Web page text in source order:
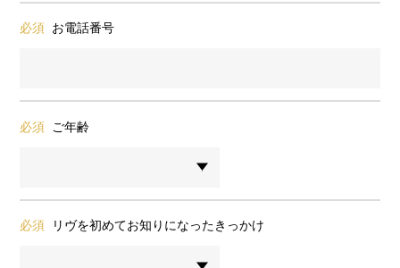
必須 お電話番号
必須 ご年齢
必須 リヴを初めてお知りになったきっかけ